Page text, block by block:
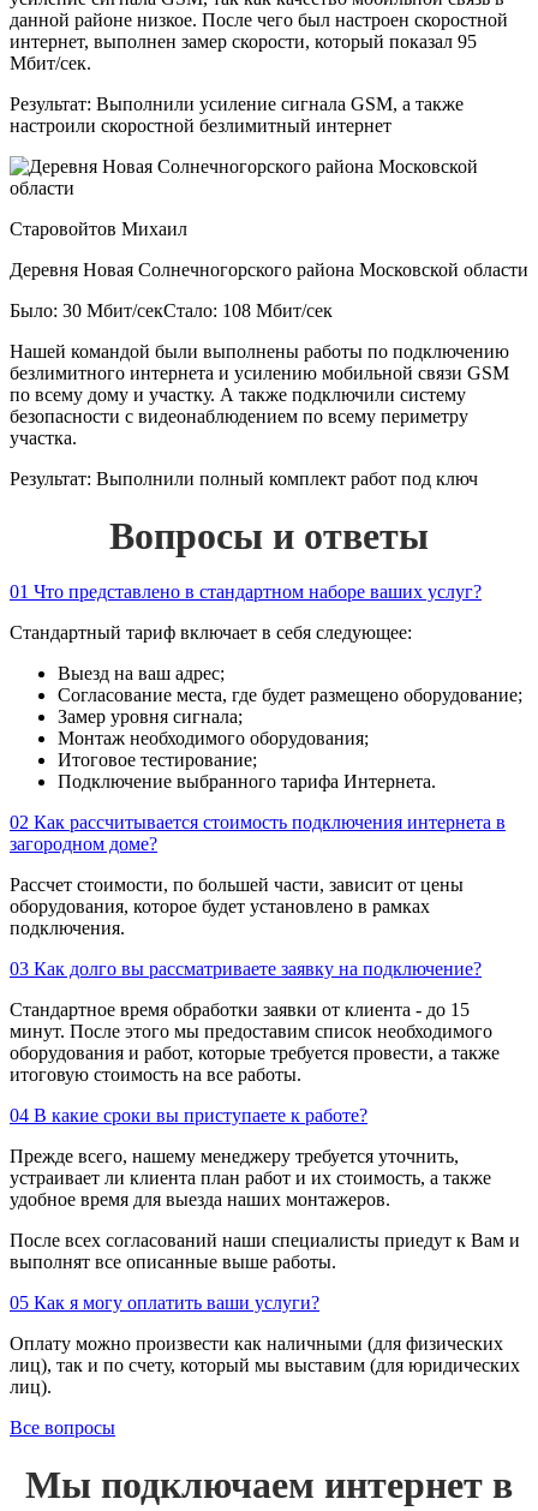
данной районе низкое. После чего был настроен скоростной
интернет, выполнен замер скорости, который показал 95
Мбит/сек.
Результат: Выполнили усиление сигнала GSM, а также
настроили скоростной безлимитный интернет
Старовойтов Михаил
Деревня Новая Солнечногорского района Московской области
Было: 30 Мбит/секСтало: 108 Мбит/сек
Нашей командой были выполнены работы по подключению
безлимитного интернета и усилению мобильной связи GSM
по всему дому и участку. А также подключили систему
безопасности с видеонаблюдением по всему периметру
участка.
Результат: Выполнили полный комплект работ под ключ
Вопросы и ответы
01 Что представлено в стандартном наборе ваших услуг?
Стандартный тариф включает в себя следующее:
Выезд на ваш адрес;
Согласование места, где будет размещено оборудование;
Замер уровня сигнала;
Монтаж необходимого оборудования;
Итоговое тестирование;
Подключение выбранного тарифа Интернета.
02 Как рассчитывается стоимость подключения интернета в
загородном доме?
Рассчет стоимости, по большей части, зависит от цены
оборудования, которое будет установлено в рамках
подключения.
03 Как долго вы рассматриваете заявку на подключение?
Стандартное время обработки заявки от клиента - до 15
минут. После этого мы предоставим список необходимого
оборудования и работ, которые требуется провести, а также
итоговую стоимость на все работы.
04 В какие сроки вы приступаете к работе?
Прежде всего, нашему менеджеру требуется уточнить,
устраивает ли клиента план работ и их стоимость, а также
удобное время для выезда наших монтажеров.
После всех согласований наши специалисты приедут к Вам и
выполнят все описанные выше работы.
05 Как я могу оплатить ваши услуги?
Оплату можно произвести как наличными (для физических
лиц), так и по счету, который мы выставим (для юридических
лиц).
Все вопросы
Мы подключаем интернет в